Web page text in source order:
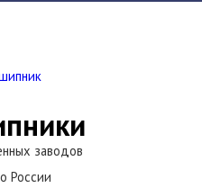
заводов
России